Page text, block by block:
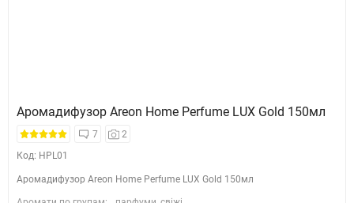
Аромадифузор Areon Home Perfume LUX Gold 150мл
7
2
Код: HPL01
Аромадифузор Areon Home Perfume LUX Gold 150мл